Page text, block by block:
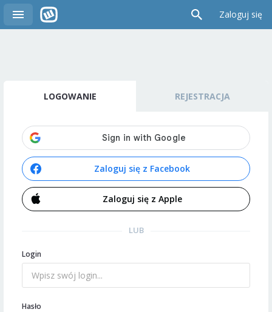
Zaloguj się
LOGOWANIE REJESTRACJA
Zaloguj się z Facebook
Zaloguj się z Apple
LUB
Login
Hasło